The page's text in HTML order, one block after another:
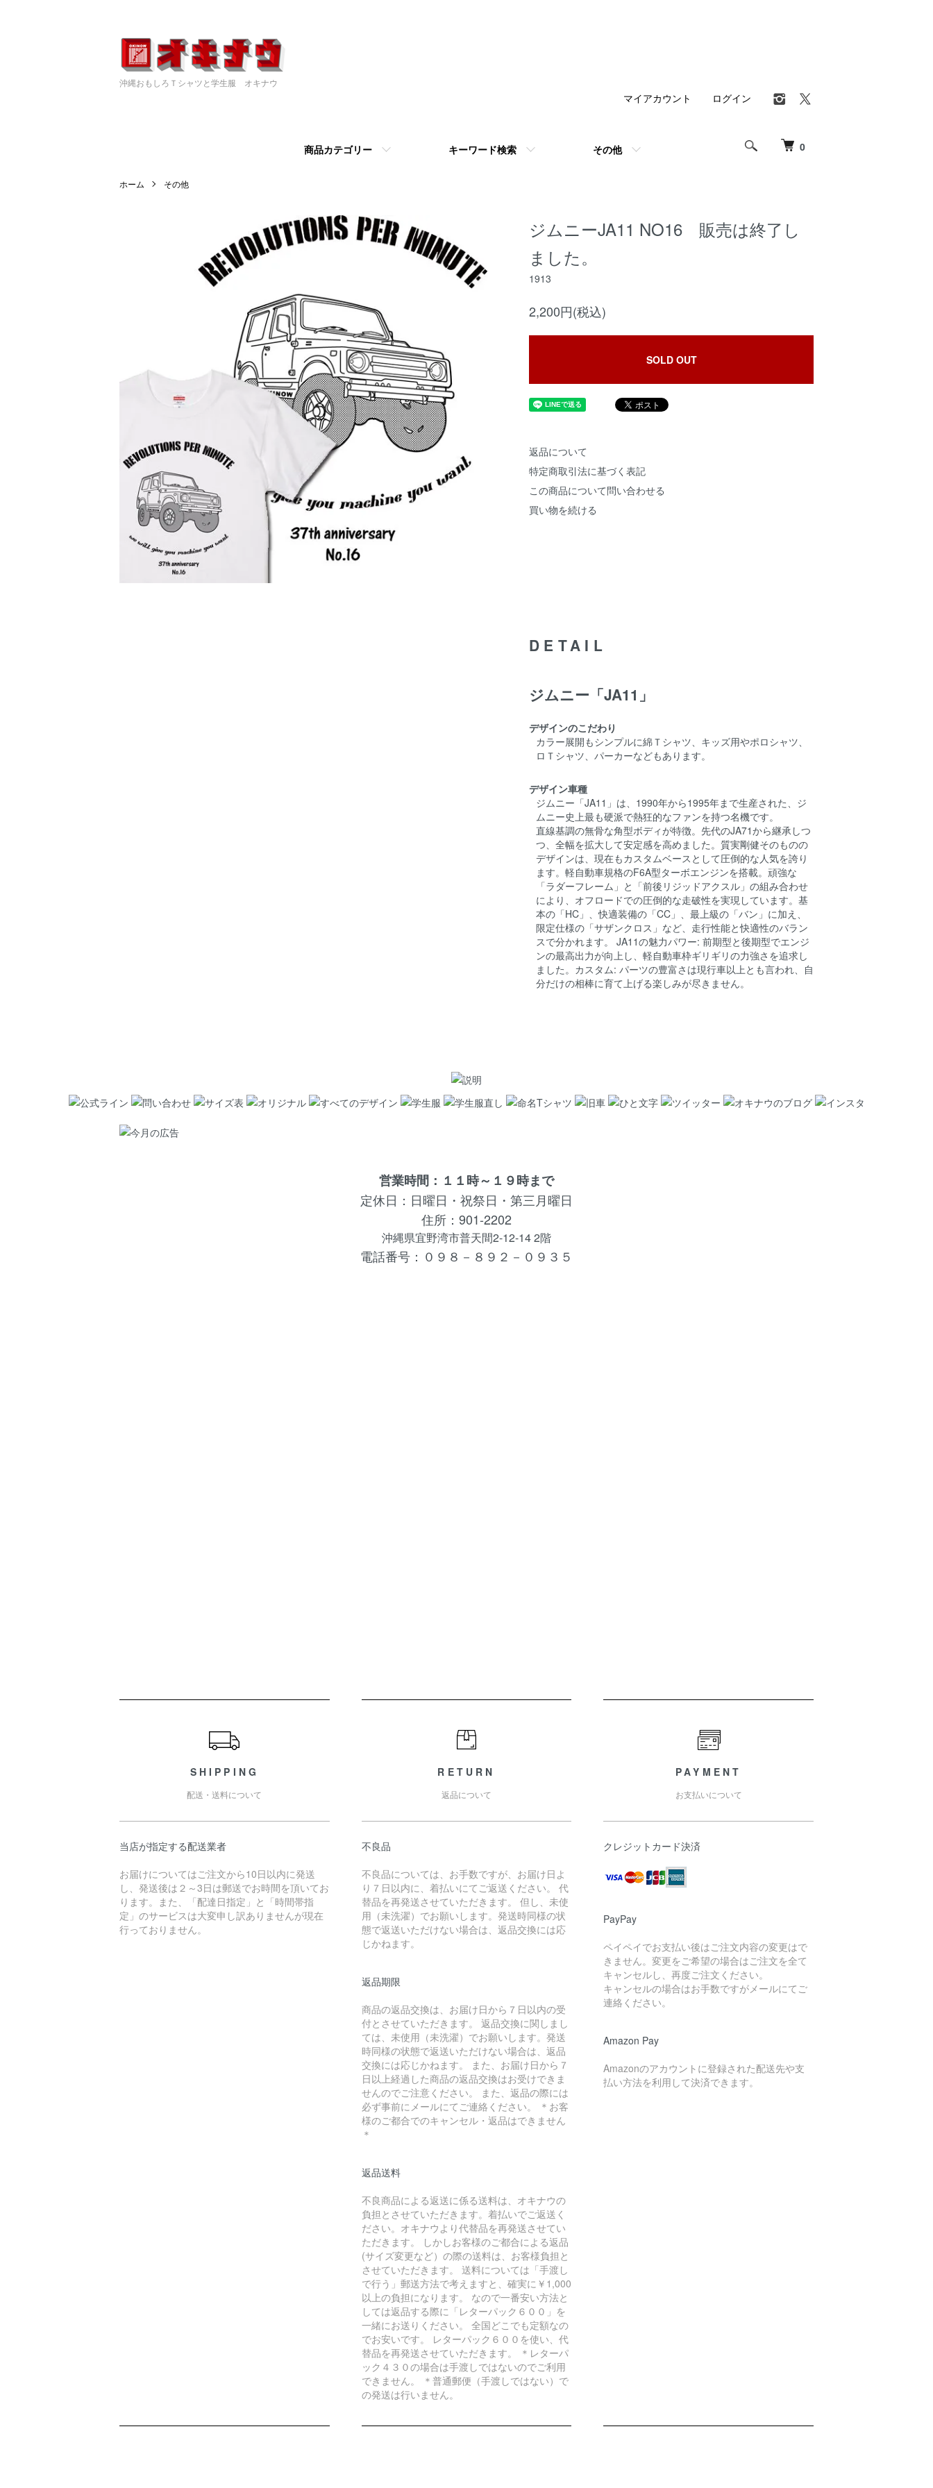
沖縄おもしろＴシャツと学生服 オキナウ
0
商品カテゴリー キーワード検索 その他
マイアカウント ログイン
ホーム その他
ジムニーJA11 NO16 販売は終了し
ました。
1913
2,200円(税込)
SOLD OUT
返品について
特定商取引法に基づく表記
この商品について問い合わせる
買い物を続ける
DETAIL
ジムニー「JA11」
デザインのこだわり
カラー展開もシンプルに綿Ｔシャツ、キッズ用やポロシャツ、
ロＴシャツ、パーカーなどもあります。
デザイン車種
ジムニー「JA11」は、1990年から1995年まで生産された、ジ
ムニー史上最も硬派で熱狂的なファンを持つ名機です。
直線基調の無骨な角型ボディが特徴。先代のJA71から継承しつ
つ、全幅を拡大して安定感を高めました。質実剛健そのものの
デザインは、現在もカスタムベースとして圧倒的な人気を誇り
ます。軽自動車規格のF6A型ターボエンジンを搭載。頑強な
「ラダーフレーム」と「前後リジッドアクスル」の組み合わせ
により、オフロードでの圧倒的な走破性を実現しています。基
本の「HC」、快適装備の「CC」、最上級の「バン」に加え、
限定仕様の「サザンクロス」など、走行性能と快適性のバラン
スで分かれます。 JA11の魅力パワー: 前期型と後期型でエンジ
ンの最高出力が向上し、軽自動車枠ギリギリの力強さを追求し
ました。カスタム: パーツの豊富さは現行車以上とも言われ、自
分だけの相棒に育て上げる楽しみが尽きません。
営業時間：１１時～１９時まで
定休日：日曜日・祝祭日・第三月曜日
住所：901-2202
沖縄県宜野湾市普天間2-12-14 2階
電話番号：０９８－８９２－０９３５
SHIPPING
配送・送料について
当店が指定する配送業者
お届けについてはご注文から10日以内に発送
し、発送後は２～3日は郵送でお時間を頂いてお
ります。また、「配達日指定」と「時間帯指
定」のサービスは大変申し訳ありませんが現在
行っておりません。
RETURN
返品について
不良品
不良品については、お手数ですが、お届け日よ
り７日以内に、着払いにてご返送ください。 代
替品を再発送させていただきます。 但し、未使
用（未洗濯）でお願いします。発送時同様の状
態で返送いただけない場合は、返品交換には応
じかねます。
返品期限
商品の返品交換は、お届け日から７日以内の受
付とさせていただきます。 返品交換に関しまし
ては、未使用（未洗濯）でお願いします。発送
時同様の状態で返送いただけない場合は、返品
交換には応じかねます。 また、お届け日から７
日以上経過した商品の返品交換はお受けできま
せんのでご注意ください。 また、返品の際には
必ず事前にメールにてご連絡ください。 ＊お客
様のご都合でのキャンセル・返品はできません
＊
返品送料
不良商品による返送に係る送料は、オキナウの
負担とさせていただきます。着払いでご返送く
ださい。オキナウより代替品を再発送させてい
ただきます。 しかしお客様のご都合による返品
(サイズ変更など）の際の送料は、お客様負担と
させていただきます。 送料については「手渡し
で行う」郵送方法で考えますと、確実に￥1,000
以上の負担になります。 なので一番安い方法と
しては返品する際に「レターパック６００」を
一緒にお送りください。 全国どこでも定額なの
でお安いです。 レターパック６００を使い、代
替品を再発送させていただきます。 ＊レターパ
ック４３０の場合は手渡しではないのでご利用
できません。 ＊普通郵便（手渡しではない）で
の発送は行いません。
PAYMENT
お支払いについて
クレジットカード決済
PayPay
ペイペイでお支払い後はご注文内容の変更はで
きません。変更をご希望の場合はご注文を全て
キャンセルし、再度ご注文ください。
キャンセルの場合はお手数ですがメールにてご
連絡ください。
Amazon Pay
Amazonのアカウントに登録された配送先や支
払い方法を利用して決済できます。